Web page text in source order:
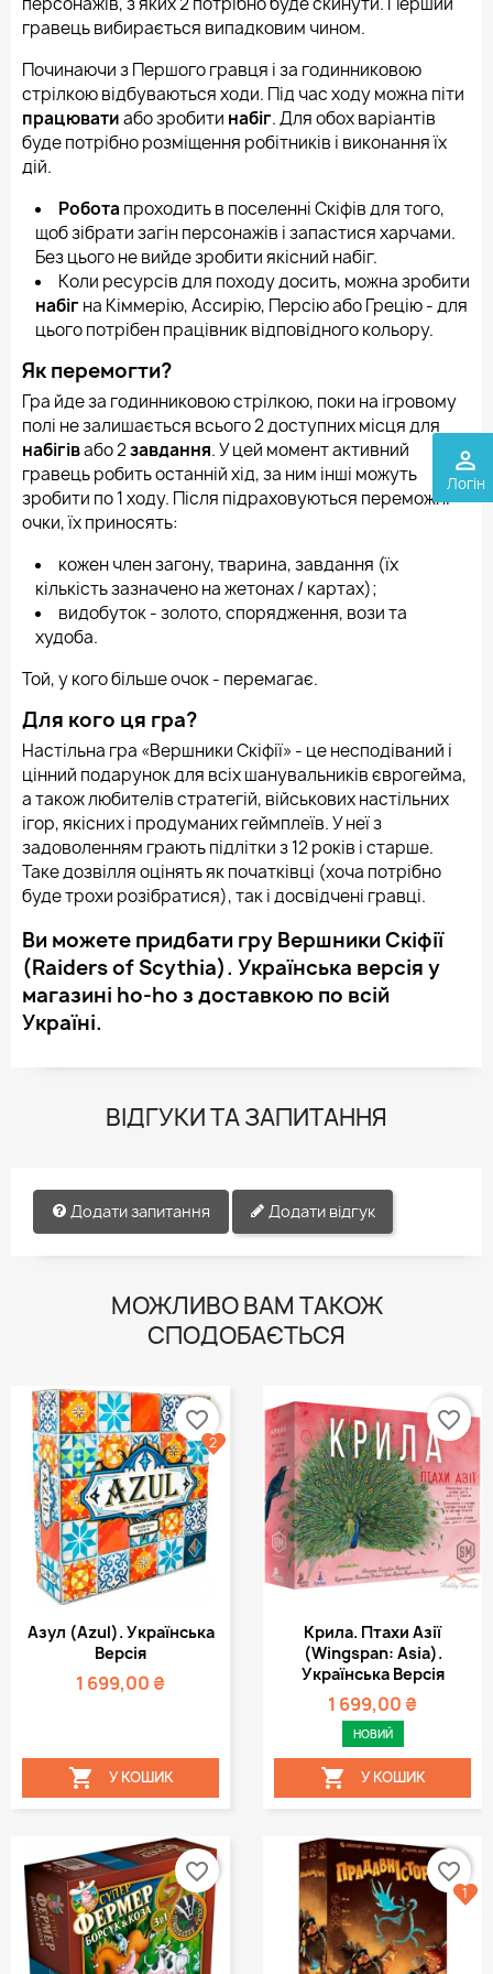
perm_identity
Логін
гравець вибирається випадковим чином.
Починаючи з Першого гравця і за годинниковою
стрілкою відбуваються ходи. Під час ходу можна піти
працюватиабо зробити набіг. Для обох варіантів
буде потрібно розміщення робітників і виконання їх
дій.
Робота проходить в поселенні Скіфів для того,
щоб зібрати загін персонажів і запастися харчами.
Без цього не вийде зробити якісний набіг.
Коли ресурсів для походу досить, можна зробити
набігна Кіммерію, Ассирію, Персію або Грецію - для
цього потрібен працівник відповідного кольору.
Як перемогти?
Гра йде за годинниковою стрілкою, поки на ігровому
полі не залишається всього 2 доступних місця для
набігівабо 2завдання. У цей момент активний
гравець робить останній хід, за ним інші можуть
зробити по 1 ходу. Після підраховуються переможні
очки, їх приносять:
кожен член загону, тварина, завдання (їх
кількість зазначено на жетонах / картах);
видобуток - золото, спорядження, вози та
худоба.
Той, у кого більше очок - перемагає.
Для кого ця гра?
Настільна гра «Вершники Скіфії» - це несподіваний і
цінний подарунок для всіх шанувальників єврогейма,
а також любителів стратегій, військових настільних
ігор, якісних і продуманих геймплеїв. У неї з
задоволенням грають підлітки з 12 років і старше.
Таке дозвілля оцінять як початківці (хоча потрібно
буде трохи розібратися), так і досвідчені гравці.
Ви можете придбати гру Вершники Скіфії
(Raiders of Scythia). Українська версія у
магазині ho-ho з доставкою по всій
Україні.
ВІДГУКИ ТА ЗАПИТАННЯ
Додати запитання Додати відгук
МОЖЛИВО ВАМ ТАКОЖ
СПОДОБАЄТЬСЯ
Азул (Azul). Українська
Версія
1 699,00 ₴
 У КОШИК
favorite_border
2
Крила. Птахи Азії
(Wingspan: Asia).
Українська Версія
1 699,00 ₴
НОВИЙ
 У КОШИК
favorite_border
favorite_border favorite_border
1